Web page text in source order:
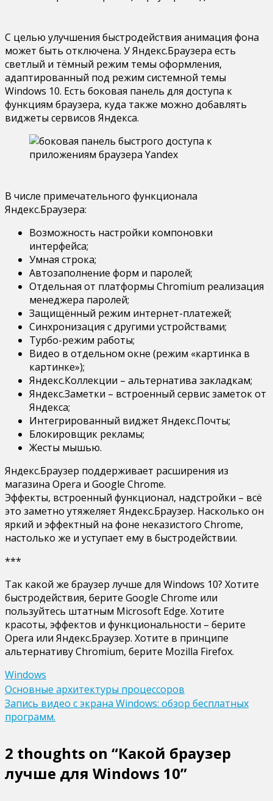
С целью улучшения быстродействия анимация фона
может быть отключена. У Яндекс.Браузера есть
светлый и тёмный режим темы оформления,
адаптированный под режим системной темы
Windows 10. Есть боковая панель для доступа к
функциям браузера, куда также можно добавлять
виджеты сервисов Яндекса.
В числе примечательного функционала
Яндекс.Браузера:
Возможность настройки компоновки
интерфейса;
Умная строка;
Автозаполнение форм и паролей;
Отдельная от платформы Chromium реализация
менеджера паролей;
Защищённый режим интернет-платежей;
Синхронизация с другими устройствами;
Турбо-режим работы;
Видео в отдельном окне (режим «картинка в
картинке»);
Яндекс.Коллекции – альтернатива закладкам;
Яндекс.Заметки – встроенный сервис заметок от
Яндекса;
Интегрированный виджет Яндекс.Почты;
Блокировщик рекламы;
Жесты мышью.
Яндекс.Браузер поддерживает расширения из
магазина Opera и Google Chrome.
Эффекты, встроенный функционал, надстройки – всё
это заметно утяжеляет Яндекс.Браузер. Насколько он
яркий и эффектный на фоне неказистого Chrome,
настолько же и уступает ему в быстродействии.
***
Так какой же браузер лучше для Windows 10? Хотите
быстродействия, берите Google Chrome или
пользуйтесь штатным Microsoft Edge. Хотите
красоты, эффектов и функциональности – берите
Opera или Яндекс.Браузер. Хотите в принципе
альтернативу Chromium, берите Mozilla Firefox.
Windows
Навигация
по
Основные архитектуры процессоров
Запись видео с экрана Windows: обзор бесплатных
программ.
2 thoughts on “Какой браузер
лучше для Windows 10”